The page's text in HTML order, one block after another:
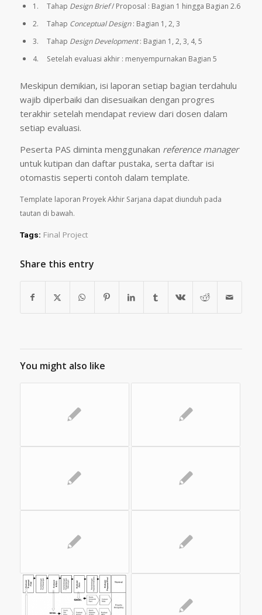
1. Tahap Design Brief/ Proposal : Bagian 1 hingga Bagian 2.6
2.
Tahap Conceptual Design: Bagian 1, 2, 3
3.
Tahap Design Development: Bagian 1, 2, 3, 4, 5
4.
Setelah evaluasi akhir : menyempurnakan Bagian 5
Meskipun demikian, isi laporan setiap bagian terdahulu
wajib diperbaiki dan disesuaikan dengan progres
terakhir setelah mendapat review dari dosen dalam
setiap evaluasi.
Peserta PAS diminta menggunakan reference manager
untuk kutipan dan daftar pustaka, serta daftar isi
otomastis seperti contoh dalam template.
Template laporan Proyek Akhir Sarjana dapat diunduh pada
tautan di bawah.
Tags: Final Project
Share this entry
You might also like